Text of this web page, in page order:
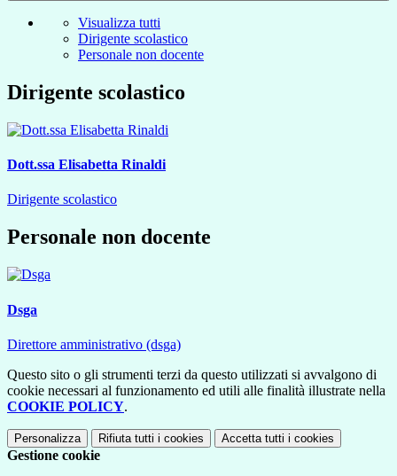
Visualizza tutti
Dirigente scolastico
Personale non docente
Dirigente scolastico
Dott.ssa Elisabetta Rinaldi
Dirigente scolastico
Personale non docente
Dsga
Direttore amministrativo (dsga)
Questo sito o gli strumenti terzi da questo utilizzati si avvalgono di
cookie necessari al funzionamento ed utili alle finalità illustrate nella
COOKIE POLICY.
Personalizza Rifiuta tutti i cookies Accetta tutti i cookies
Gestione cookie